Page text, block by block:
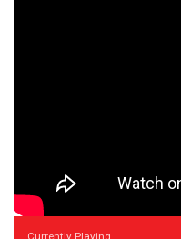
Currently Playing